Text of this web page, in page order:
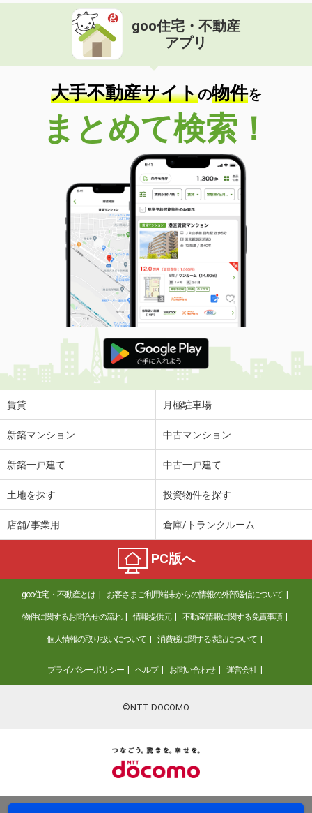
goo住宅・不動産
アプリ
大手不動産サイトの物件を
まとめて検索！
賃貸 月極駐車場
新築マンション 中古マンション
新築一戸建て 中古一戸建て
土地を探す 投資物件を探す
店舗/事業用 倉庫/トランクルーム
PC版へ
goo住宅・不動産とは お客さまご利用端末からの情報の外部送信について
物件に関するお問合せの流れ 情報提供元 不動産情報に関する免責事項
個人情報の取り扱いについて 消費税に関する表記について
プライバシーポリシー ヘルプ お問い合わせ 運営会社
©NTT DOCOMO